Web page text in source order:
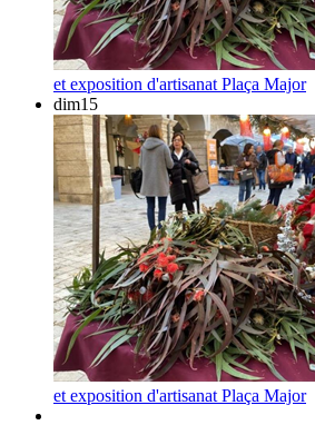
et exposition d'artisanat Plaça Major
dim15
et exposition d'artisanat Plaça Major